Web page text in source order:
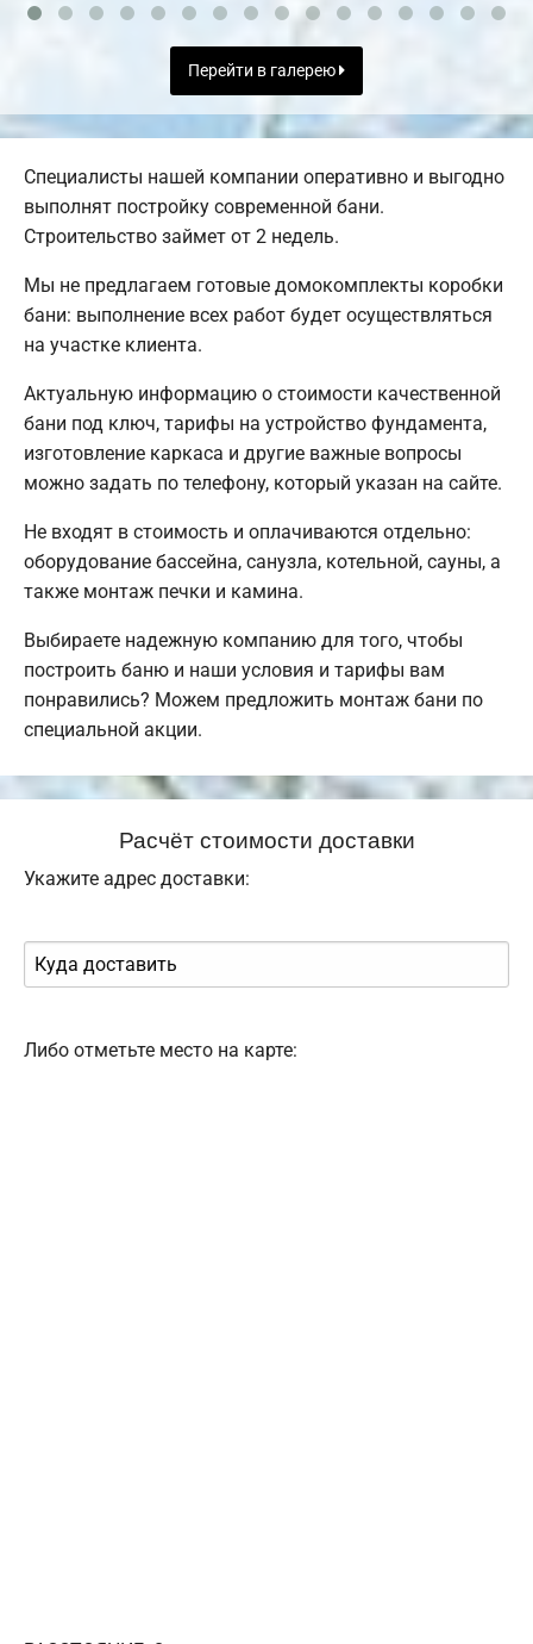
Перейти в галерею
Специалисты нашей компании оперативно и выгодно
выполнят постройку современной бани.
Строительство займет от 2 недель.
Мы не предлагаем готовые домокомплекты коробки
бани: выполнение всех работ будет осуществляться
на участке клиента.
Актуальную информацию о стоимости качественной
бани под ключ, тарифы на устройство фундамента,
изготовление каркаса и другие важные вопросы
можно задать по телефону, который указан на сайте.
Не входят в стоимость и оплачиваются отдельно:
оборудование бассейна, санузла, котельной, сауны, а
также монтаж печки и камина.
Выбираете надежную компанию для того, чтобы
построить баню и наши условия и тарифы вам
понравились? Можем предложить монтаж бани по
специальной акции.
Расчёт стоимости доставки
Укажите адрес доставки:
Либо отметьте место на карте: